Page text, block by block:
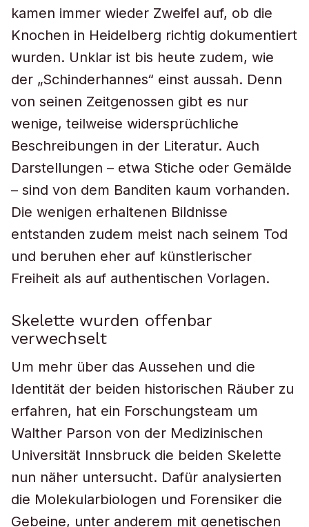
kamen immer wieder Zweifel auf, ob die
Knochen in Heidelberg richtig dokumentiert
wurden. Unklar ist bis heute zudem, wie
der „Schinderhannes“ einst aussah. Denn
von seinen Zeitgenossen gibt es nur
wenige, teilweise widersprüchliche
Beschreibungen in der Literatur. Auch
Darstellungen – etwa Stiche oder Gemälde
– sind von dem Banditen kaum vorhanden.
Die wenigen erhaltenen Bildnisse
entstanden zudem meist nach seinem Tod
und beruhen eher auf künstlerischer
Freiheit als auf authentischen Vorlagen.
Skelette wurden offenbar
verwechselt
Um mehr über das Aussehen und die
Identität der beiden historischen Räuber zu
erfahren, hat ein Forschungsteam um
Walther Parson von der Medizinischen
Universität Innsbruck die beiden Skelette
nun näher untersucht. Dafür analysierten
die Molekularbiologen und Forensiker die
Gebeine, unter anderem mit genetischen